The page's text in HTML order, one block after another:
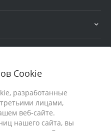
Cookie
разработанные
лицами,
веб-сайте.
нашего сайта, вы